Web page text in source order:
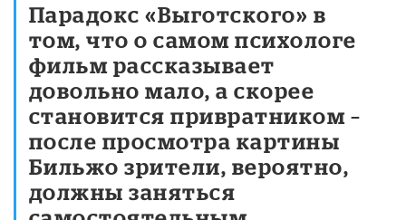
Парадокс «Выготского» в
том, что о самом психологе
фильм рассказывает
довольно мало, а скорее
становится привратником –
после просмотра картины
Бильжо зрители, вероятно,
должны заняться